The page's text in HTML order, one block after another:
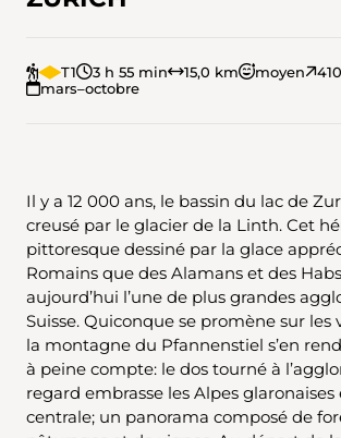
T1 3 h 55 min 15,0 km moyen
mars–octobre
Il y a 12 000 ans, le bassin du lac de
creusé par le glacier de la Linth. Cet
pittoresque dessiné par la glace
Romains que des Alamans et des
aujourd’hui l’une de plus grandes
Suisse. Quiconque se promène sur les
la montagne du Pfannenstiel s’en
à peine compte: le dos tourné à
regard embrasse les Alpes glaronaises
centrale; un panorama composé de